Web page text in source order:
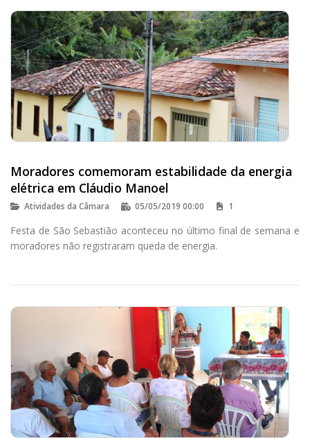
Moradores comemoram estabilidade da energia
elétrica em Cláudio Manoel
Atividades da Câmara 05/05/2019 00:00 1
Festa de São Sebastião aconteceu no último final de semana e
moradores não registraram queda de energia.